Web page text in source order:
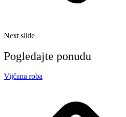
Next slide
Pogledajte ponudu
Vijčana roba